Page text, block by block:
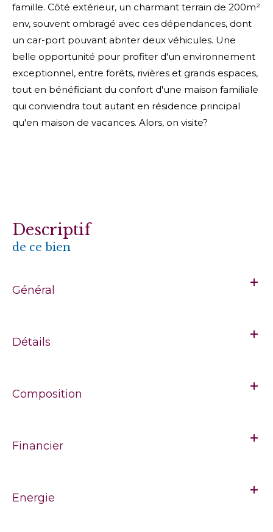
famille. Côté extérieur, un charmant terrain de 200m²
env, souvent ombragé avec ces dépendances, dont
un car-port pouvant abriter deux véhicules. Une
belle opportunité pour profiter d'un environnement
exceptionnel, entre forêts, rivières et grands espaces,
tout en bénéficiant du confort d'une maison familiale
qui conviendra tout autant en résidence principal
qu'en maison de vacances. Alors, on visite?
descriptif
de ce bien
Général
Détails
Composition
Financier
Energie